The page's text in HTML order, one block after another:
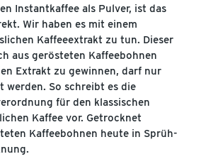
Instantkaffee als Pulver, ist das
Wir haben es mit einem
Kaffeeextrakt zu tun. Dieser
aus gerösteten Kaffeebohnen
Extrakt zu gewinnen, darf nur
werden. So schreibt es die
für den klassischen
Kaffee vor. Getrocknet
Kaffeebohnen heute in Sprüh-